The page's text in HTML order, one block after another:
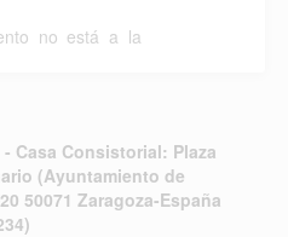
no está a la
Casa Consistorial: Plaza
(Ayuntamiento de
50071 Zaragoza-España